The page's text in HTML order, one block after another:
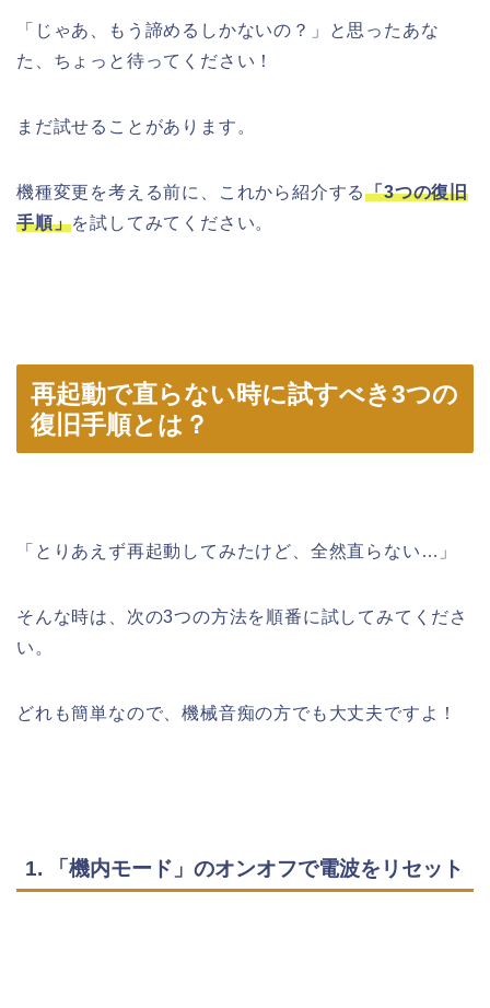
「じゃあ、もう諦めるしかないの？」と思ったあな
た、ちょっと待ってください！
まだ試せることがあります。
機種変更を考える前に、これから紹介する「3つの復旧
手順」を試してみてください。
再起動で直らない時に試すべき3つの
復旧手順とは？
「とりあえず再起動してみたけど、全然直らない…」
そんな時は、次の3つの方法を順番に試してみてくださ
い。
どれも簡単なので、機械音痴の方でも大丈夫ですよ！
1. 「機内モード」のオンオフで電波をリセット